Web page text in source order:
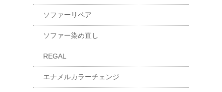
ソファーリペア
ソファー染め直し
REGAL
エナメルカラーチェンジ